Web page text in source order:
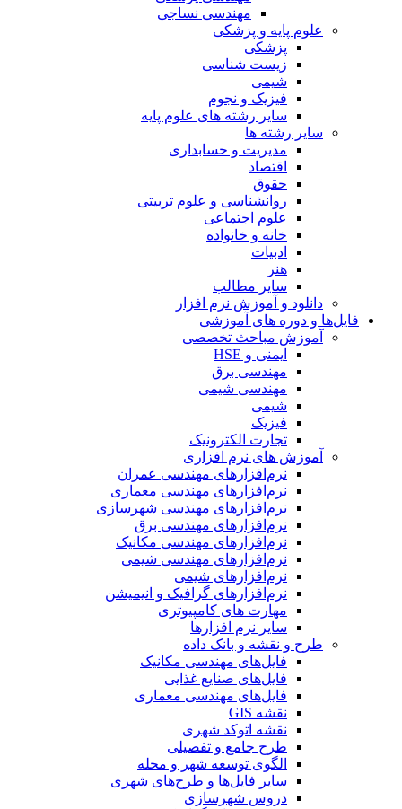
مهندسی نساجی
علوم پایه و پزشکی
پزشکی
زیست شناسی
شیمی
فیزیک و نجوم
سایر رشته های علوم پایه
سایر رشته ها
مدیریت و حسابداری
اقتصاد
حقوق
روانشناسی و علوم تربیتی
علوم اجتماعی
خانه و خانواده
ادبیات
هنر
سایر مطالب
دانلود و آموزش نرم افزار
فایل‌ها و دوره های آموزشی
آموزش مباحث تخصصی
ایمنی و HSE
مهندسی برق
مهندسی شیمی
شیمی
فیزیک
تجارت الکترونیک
آموزش های نرم افزاری
نرم‌افزارهای مهندسی عمران
نرم‌افزارهای مهندسی معماری
نرم‌افزارهای مهندسی شهرسازی
نرم‌افزارهای مهندسی برق
نرم‌افزارهای مهندسی مکانیک
نرم‌افزارهای مهندسی شیمی
نرم‌افزارهای شیمی
نرم‌افزارهای گرافیک و انیمیشن
مهارت های کامپیوتری
سایر نرم افزارها
طرح و نقشه و بانک داده
فایل‌های مهندسی مکانیک
فایل‌های صنایع غذایی
فایل‌های مهندسی معماری
نقشه GIS
نقشه اتوکد شهری
طرح جامع و تفصیلی
الگوی توسعه شهر و محله
سایر فایل‌ها و طرح‌های شهری
دروس شهرسازی